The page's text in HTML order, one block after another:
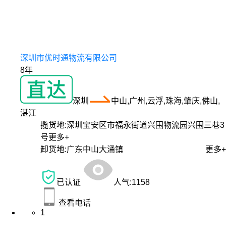
深圳市优时通物流有限公司
8年
深圳
中山,广州,云浮,珠海,肇庆,佛山,
湛江
揽货地:深圳宝安区市福永街道兴围物流园兴围三巷3
号更多+
卸货地:广东中山大涌镇 更多+
已认证 人气:1158
查看电话
1